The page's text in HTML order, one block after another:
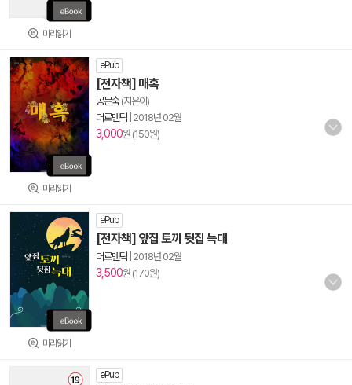
미리읽기
미리읽기
ePub
[전자책] 매혹
공문숙(지은이)
더로맨틱 2018년 02월
3,000원 (150원)
미리읽기
ePub
[전자책] 앞집 토끼 뒷집 늑대
더로맨틱 2018년 02월
3,500원 (170원)
ePub